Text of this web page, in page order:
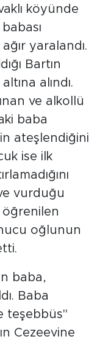
köyünde
yaralandı.
Bartın
alındı.
ve alkollü
baba
ateşlendiğini
ise ilk
vurduğu
oğlunun
baba,
Baba
teşebbüs"
Cezeevine